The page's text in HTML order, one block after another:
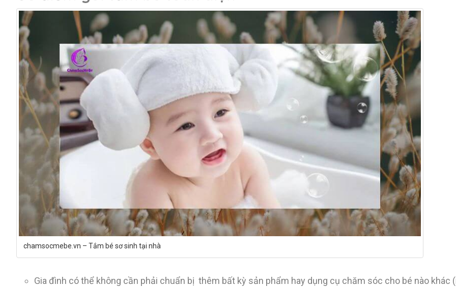
chamsocmebe.vn – Tắm bé sơ sinh tại nhà
Gia đình có thể không cần phải chuẩn bị thêm bất kỳ sản phẩm hay dụng cụ chăm sóc cho bé nào khác